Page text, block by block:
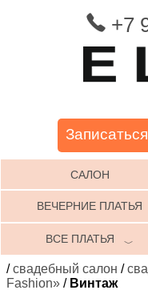
+7
САЛОН
ВЕЧЕРНИЕ ПЛАТЬЯ
ВСЕ ПЛАТЬЯ ﹀
/свадебный салон /
Fashion» / Винтаж